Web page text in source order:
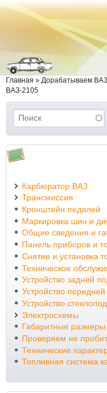
Перейти к основному
Skip to search
Вы здесь
Главная » Дорабатываем ВАЗ
ВАЗ-2105
Форма поиска
Поиск
Карбюратор ВАЗ
Трансмиссия
Кронштейн педалей
Маркировка шин и
Общие сведения и
Панель приборов и
Снятие и установка
Техническое
Устройство задней
Устройство передней
Устройство
Электросхемы
Габаритные
Проверяем не
Технические
Топливная система